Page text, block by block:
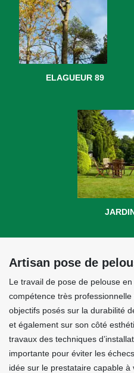
ELAGUEUR 89
Artisan pose de
Le travail de pose de pelouse
compétence très
objectifs posés sur la durabilité
et également sur son côté
travaux des techniques
importante pour éviter les
idée sur le prestataire capable